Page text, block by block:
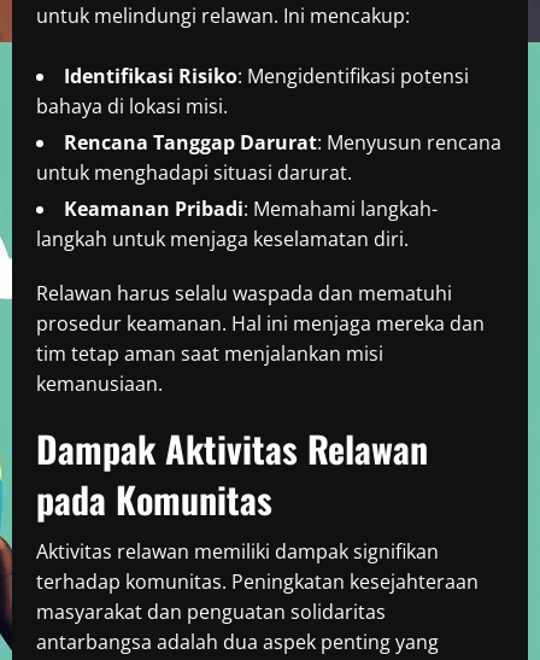
untuk melindungi relawan. Ini mencakup:
Identifikasi Risiko: Mengidentifikasi potensi
bahaya di lokasi misi.
Rencana Tanggap Darurat: Menyusun rencana
untuk menghadapi situasi darurat.
Keamanan Pribadi: Memahami langkah-
langkah untuk menjaga keselamatan diri.
Relawan harus selalu waspada dan mematuhi
prosedur keamanan. Hal ini menjaga mereka dan
tim tetap aman saat menjalankan misi
kemanusiaan.
Dampak Aktivitas Relawan
pada Komunitas
Aktivitas relawan memiliki dampak signifikan
terhadap komunitas. Peningkatan kesejahteraan
masyarakat dan penguatan solidaritas
antarbangsa adalah dua aspek penting yang